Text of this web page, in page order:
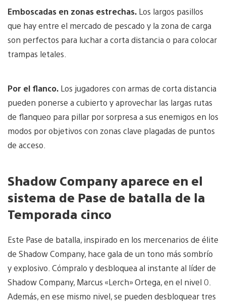
Emboscadas en zonas estrechas. Los largos pasillos
que hay entre el mercado de pescado y la zona de carga
son perfectos para luchar a corta distancia o para colocar
trampas letales.
Por el flanco. Los jugadores con armas de corta distancia
pueden ponerse a cubierto y aprovechar las largas rutas
de flanqueo para pillar por sorpresa a sus enemigos en los
modos por objetivos con zonas clave plagadas de puntos
de acceso.
Shadow Company aparece en el
sistema de Pase de batalla de la
Temporada cinco
Este Pase de batalla, inspirado en los mercenarios de élite
de Shadow Company, hace gala de un tono más sombrío
y explosivo. Cómpralo y desbloquea al instante al líder de
Shadow Company, Marcus «Lerch» Ortega, en el nivel 0.
Además, en ese mismo nivel, se pueden desbloquear tres